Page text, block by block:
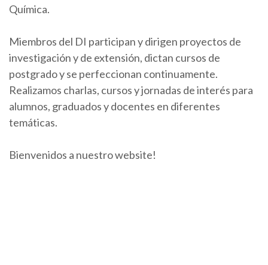
Química.
Miembros del DI participan y dirigen proyectos de
investigación y de extensión, dictan cursos de
postgrado y se perfeccionan continuamente.
Realizamos charlas, cursos y jornadas de interés para
alumnos, graduados y docentes en diferentes
temáticas.
Bienvenidos a nuestro website!